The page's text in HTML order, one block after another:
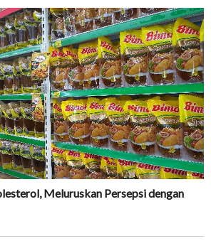
Meluruskan Persepsi dengan